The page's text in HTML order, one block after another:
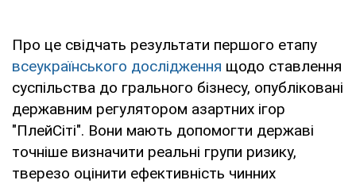
Про це свідчать результати першого етапу
всеукраїнського дослідження щодо ставлення
суспільства до грального бізнесу, опубліковані
державним регулятором азартних ігор
"ПлейСіті". Вони мають допомогти державі
точніше визначити реальні групи ризику,
тверезо оцінити ефективність чинних